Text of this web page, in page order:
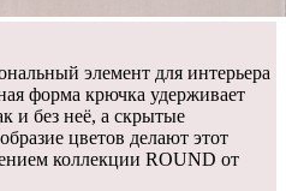
элемент для интерьера
форма крючка удерживает
и без неё, а скрытые
цветов делают этот
коллекции ROUND от